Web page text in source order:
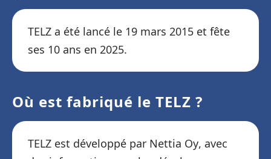
TELZ a été lancé le 19 mars 2015 et fête
ses 10 ans en 2025.
Où est fabriqué le TELZ ?
TELZ est développé par Nettia Oy, avec